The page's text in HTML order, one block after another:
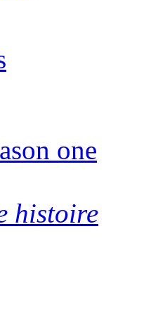
one
histoire